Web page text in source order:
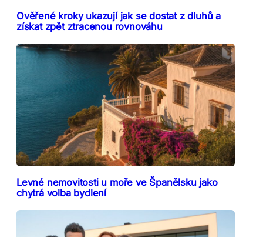
Ověřené kroky ukazují jak se dostat z dluhů a
získat zpět ztracenou rovnováhu
Levné nemovitosti u moře ve Španělsku jako
chytrá volba bydlení